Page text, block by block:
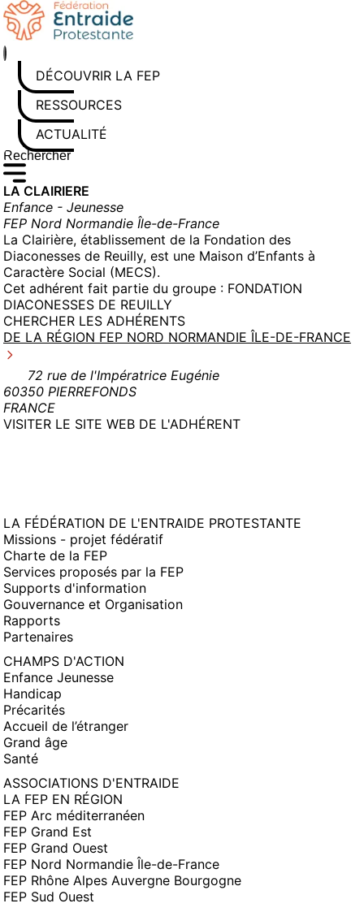
Aller
au
contenu
DÉCOUVRIR LA FEP
RESSOURCES
ACTUALITÉS
Rechercher sur le site
Saisissez au moins 3 caractères pour lancer la recherche
LA CLAIRIERE
Enfance - Jeunesse
FEP Nord Normandie Île-de-France
La Clairière, établissement de la Fondation des
Diaconesses de Reuilly, est une Maison d’Enfants à
Caractère Social (MECS).
Cet adhérent fait partie du groupe : FONDATION
DIACONESSES DE REUILLY
CHERCHER LES ADHÉRENTS
DE LA RÉGION FEP NORD NORMANDIE ÎLE-DE-FRANCE
72 rue de l'Impératrice Eugénie
60350 PIERREFONDS
FRANCE
VISITER LE SITE WEB DE L'ADHÉRENT(NOUVELLE
LA FÉDÉRATION DE L'ENTRAIDE PROTESTANTE
Missions - projet fédératif
Charte de la FEP
Services proposés par la FEP
Supports d'information
Gouvernance et Organisation
Rapports
Partenaires
CHAMPS D'ACTION
Enfance Jeunesse
Handicap
Précarités
Accueil de l’étranger
Grand âge
Santé
ASSOCIATIONS D'ENTRAIDE
LA FEP EN RÉGION
FEP Arc méditerranéen
FEP Grand Est
FEP Grand Ouest
FEP Nord Normandie Île-de-France
FEP Rhône Alpes Auvergne Bourgogne
FEP Sud Ouest